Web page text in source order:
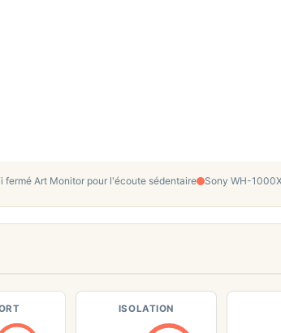
Art Monitor pour l'écoute sédentaire Sony WH-
ISOLATION